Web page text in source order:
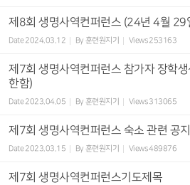
제8회 생명사역컨퍼런스 (24년 4월 29
Date 2024.03.12 By 훈련원지기 Views 253163
제7회 생명사역컨퍼런스 참가자 장학생
한함)
Date 2023.04.05 By 훈련원지기 Views 313065
제7회 생명사역컨퍼런스 숙소 관련 공지
Date 2023.03.15 By 훈련원지기 Views489876
제7회 생명사역컨퍼런스기도제목